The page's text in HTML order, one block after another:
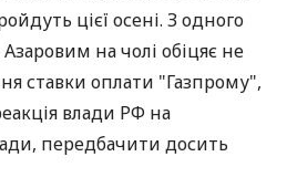
цієї осені. З одного
на чолі обіцяє не
ставки оплати "Газпрому",
влади РФ на
передбачити досить